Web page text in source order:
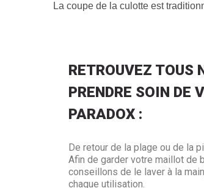
La coupe de la culotte est
RETROUVEZ TOUS
PRENDRE SOIN DE
PARADOX :
De retour de la plage ou de la
Afin de garder votre maillot de
conseillons de le laver à la
chaque utilisation.